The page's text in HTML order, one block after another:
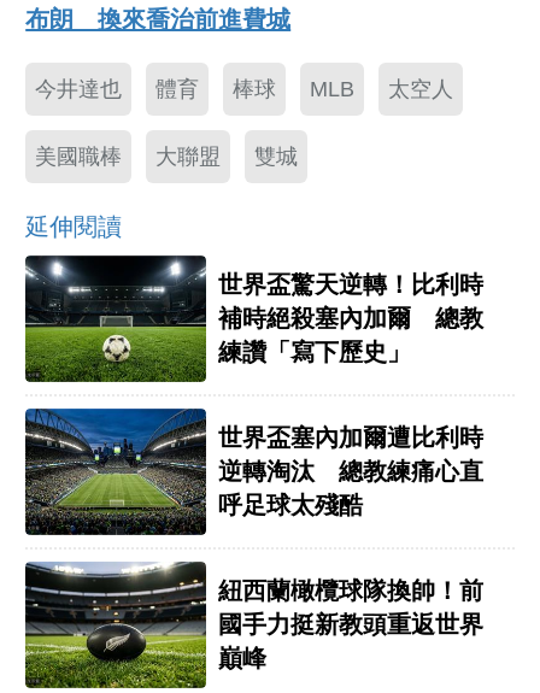
布朗 換來喬治前進費城
今井達也 體育 棒球 MLB 太空人
美國職棒 大聯盟 雙城
延伸閱讀
世界盃驚天逆轉！比利時
補時絕殺塞內加爾 總教
練讚「寫下歷史」
世界盃塞內加爾遭比利時
逆轉淘汰 總教練痛心直
呼足球太殘酷
紐西蘭橄欖球隊換帥！前
國手力挺新教頭重返世界
巔峰